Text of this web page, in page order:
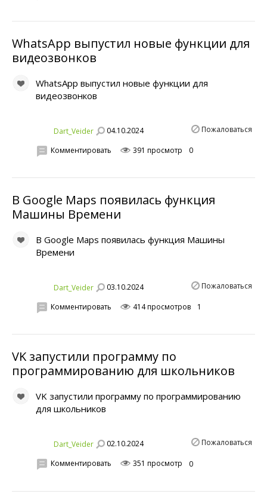
WhatsApp выпустил новые функции для
видеозвонков
WhatsApp выпустил новые функции для
видеозвонков
Dart_Veider 04.10.2024 Пожаловаться
Комментировать 391 просмотр 0
В Google Maps появилась функция
Машины Времени
В Google Maps появилась функция Машины
Времени
Dart_Veider 03.10.2024 Пожаловаться
Комментировать 414 просмотров 1
VK запустили программу по
программированию для школьников
VK запустили программу по программированию
для школьников
Dart_Veider 02.10.2024 Пожаловаться
Комментировать 351 просмотр 0